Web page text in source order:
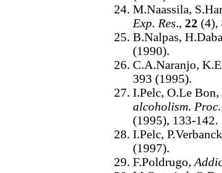
M.Naassila,
Exp. Res., 22 (4),
B.Nalpas,
(1990).
C.A.Naranjo,
393 (1995).
I.Pelc, O.Le
alcoholism.
(1995), 133-142.
I.Pelc,
(1997).
F.Poldrugo,